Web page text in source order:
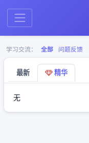
学习交流： 全部 问题反馈
最新 精华
无